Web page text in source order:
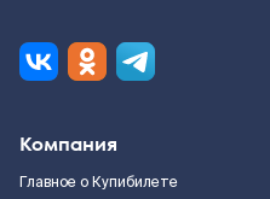
Компания
Главное о Купибилете